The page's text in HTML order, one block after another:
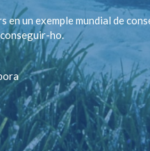
en un exemple mundial de
ho.